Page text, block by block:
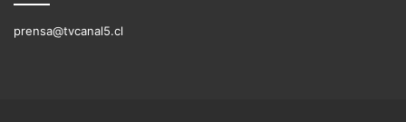
prensa@tvcanal5.cl